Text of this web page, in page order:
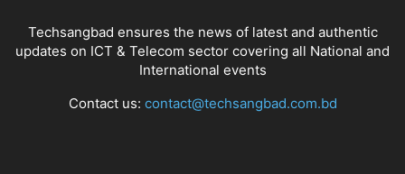
Techsangbad ensures the news of latest and authentic
updates on ICT & Telecom sector covering all National and
International events
Contact us: contact@techsangbad.com.bd